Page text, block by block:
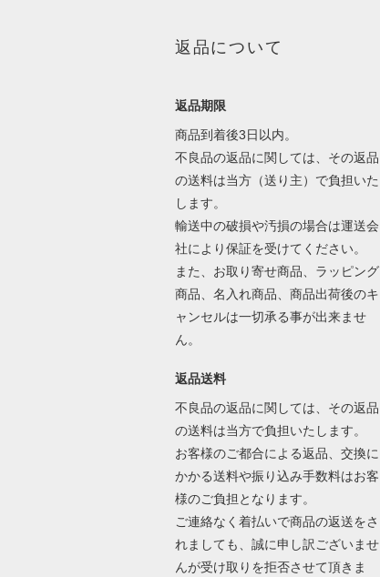
返品について
返品期限
商品到着後3日以内。
不良品の返品に関しては、その返品
の送料は当方（送り主）で負担いた
します。
輸送中の破損や汚損の場合は運送会
社により保証を受けてください。
また、お取り寄せ商品、ラッピング
商品、名入れ商品、商品出荷後のキ
ャンセルは一切承る事が出来ませ
ん。
返品送料
不良品の返品に関しては、その返品
の送料は当方で負担いたします。
お客様のご都合による返品、交換に
かかる送料や振り込み手数料はお客
様のご負担となります。
ご連絡なく着払いで商品の返送をさ
れましても、誠に申し訳ございませ
んが受け取りを拒否させて頂きま